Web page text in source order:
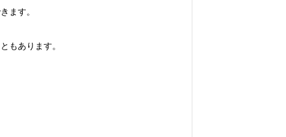
ます。
もあります。